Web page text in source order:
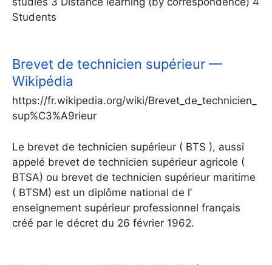
Students
Brevet de technicien supérieur —
Wikipédia
https://fr.wikipedia.org/wiki/Brevet_de_technicien_
sup%C3%A9rieur
Le brevet de technicien supérieur ( BTS ), aussi
appelé brevet de technicien supérieur agricole (
BTSA) ou brevet de technicien supérieur maritime
( BTSM) est un diplôme national de l’
enseignement supérieur professionnel français
créé par le décret du 26 février 1962.